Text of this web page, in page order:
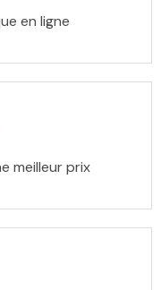
en ligne
meilleur prix